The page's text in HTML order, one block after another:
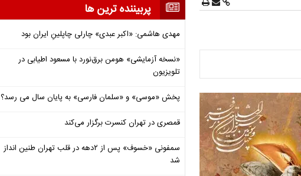
پربیننده ترین ها
مهدی هاشمی: «اکبر عبدی» چارلی چاپلینِ ایران بود
«نسخه آزمایشی» هومن برق‌نورد با مسعود اطیابی در
تلویزیون
پخش «موسی» و «سلمان فارسی» به پایان سال می رسد؟
قمصری در تهران کنسرت برگزار می‌کند
سمفونی «خسوف» پس از ۲دهه در قلب تهران طنین انداز
شد